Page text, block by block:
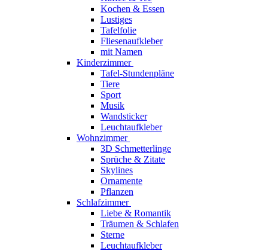
Kochen & Essen
Lustiges
Tafelfolie
Fliesenaufkleber
mit Namen
Kinderzimmer
Tafel-Stundenpläne
Tiere
Sport
Musik
Wandsticker
Leuchtaufkleber
Wohnzimmer
3D Schmetterlinge
Sprüche & Zitate
Skylines
Ornamente
Pflanzen
Schlafzimmer
Liebe & Romantik
Träumen & Schlafen
Sterne
Leuchtaufkleber